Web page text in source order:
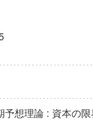
予想理論 : 資本の